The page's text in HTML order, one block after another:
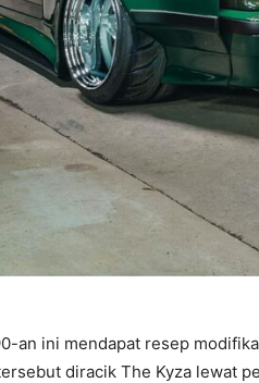
an ini mendapat resep
diracik The Kyza lewat